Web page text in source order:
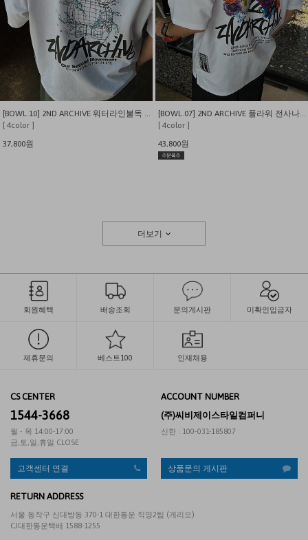
[BOWL.10] 2ND ARCHIVE 워터라인불독 아트워크 오버핏 티셔츠
[ 4color ]
37,800원
[BOWL.07] 2ND ARCHIVE 플라워 전사나염 오버핏 반팔티
[ 4color ]
43,800원
더보기
회원혜택 배송조회 문의게시판 미확인입금자
제휴문의 베스트100 인재채용
CS CENTER
1544-3668
월 - 목 14:00-17:00
금,토,일,휴일 CLOSE
ACCOUNT NUMBER
(주)씨비제이스타일컴퍼니
신한 : 100-031-185807
고객센터 연결 상품문의 게시판
RETURN ADDRESS
서울 동작구 신대방동 370-1 대한통운 직영2팀 (게리오)
CJ대한통운택배 1588-1255